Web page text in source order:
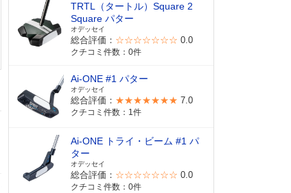
TRTL（タートル）Square 2
Square パター
オデッセイ
総合評価： ☆☆☆☆☆☆☆ 0.0
クチコミ件数：0件
Ai-ONE #1 パター
オデッセイ
総合評価： ★★★★★★★ 7.0
クチコミ件数：1件
Ai-ONE トライ・ビーム #1 パ
ター
オデッセイ
総合評価： ☆☆☆☆☆☆☆ 0.0
クチコミ件数：0件